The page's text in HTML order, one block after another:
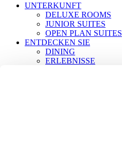
UNTERKUNFT
DELUXE ROOMS
JUNIOR SUITES
OPEN PLAN SUITES
ENTDECKEN SIE
DINING
ERLEBNISSE